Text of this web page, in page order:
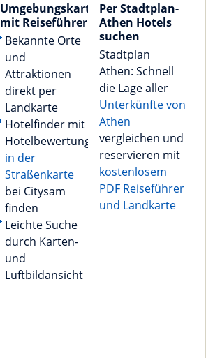
Umgebungskarte
mit Reiseführer
Bekannte Orte
und
Attraktionen
direkt per
Landkarte
Hotelfinder mit
Hotelbewertungen
in der
Straßenkarte
bei Citysam
finden
Leichte Suche
durch Karten-
und
Luftbildansicht
Per Stadtplan-
Athen Hotels
suchen
Stadtplan
Athen: Schnell
die Lage aller
Unterkünfte von
Athen
vergleichen und
reservieren mit
kostenlosem
PDF Reiseführer
und Landkarte